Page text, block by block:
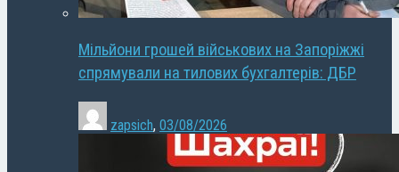
Мільйони грошей військових на Запоріжжі
спрямували на тилових бухгалтерів: ДБР
zapsich, 03/08/2026